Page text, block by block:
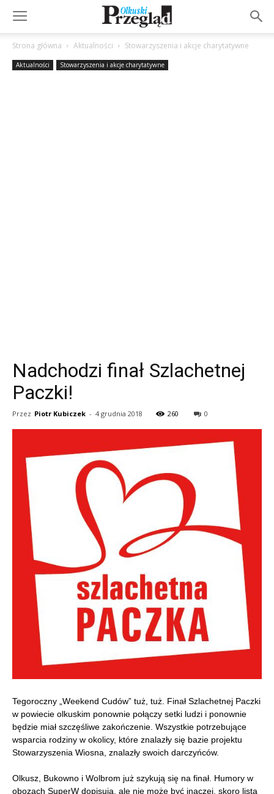
Strona główna Aktualności Stowarzyszenia i akcje charytatywne
Aktualności Stowarzyszenia i akcje charytatywne
Nadchodzi finał Szlachetnej
Paczki!
Przez Piotr Kubiczek - 4 grudnia 2018 260 0
Tegoroczny „Weekend Cudów” tuż, tuż. Finał Szlachetnej Paczki
w powiecie olkuskim ponownie połączy setki ludzi i ponownie
będzie miał szczęśliwe zakończenie. Wszystkie potrzebujące
wsparcia rodziny w okolicy, które znalazły się bazie projektu
Stowarzyszenia Wiosna, znalazły swoich darczyńców.
Olkusz, Bukowno i Wolbrom już szykują się na finał. Humory w
obozach SuperW dopisują, ale nie może być inaczej, skoro lista